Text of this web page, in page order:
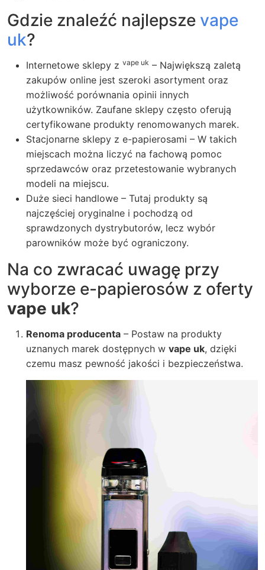
Gdzie znaleźć najlepsze vape
uk?
Internetowe sklepy z vape uk – Największą zaletą
zakupów online jest szeroki asortyment oraz
możliwość porównania opinii innych
użytkowników. Zaufane sklepy często oferują
certyfikowane produkty renomowanych marek.
Stacjonarne sklepy z e-papierosami – W takich
miejscach można liczyć na fachową pomoc
sprzedawców oraz przetestowanie wybranych
modeli na miejscu.
Duże sieci handlowe – Tutaj produkty są
najczęściej oryginalne i pochodzą od
sprawdzonych dystrybutorów, lecz wybór
parowników może być ograniczony.
Na co zwracać uwagę przy
wyborze e-papierosów z oferty
vape uk?
Renoma producenta – Postaw na produkty
uznanych marek dostępnych w vape uk, dzięki
czemu masz pewność jakości i bezpieczeństwa.